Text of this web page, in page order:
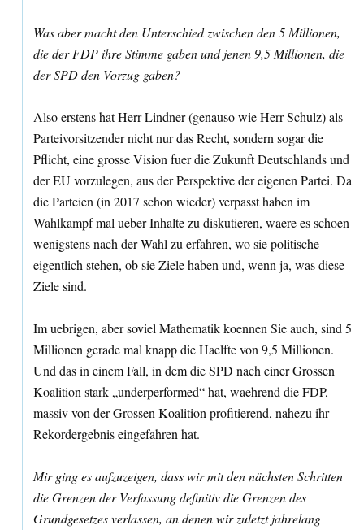
Was aber macht den Unterschied zwischen den 5 Millionen,
die der FDP ihre Stimme gaben und jenen 9,5 Millionen, die
der SPD den Vorzug gaben?
Also erstens hat Herr Lindner (genauso wie Herr Schulz) als
Parteivorsitzender nicht nur das Recht, sondern sogar die
Pflicht, eine grosse Vision fuer die Zukunft Deutschlands und
der EU vorzulegen, aus der Perspektive der eigenen Partei. Da
die Parteien (in 2017 schon wieder) verpasst haben im
Wahlkampf mal ueber Inhalte zu diskutieren, waere es schoen
wenigstens nach der Wahl zu erfahren, wo sie politische
eigentlich stehen, ob sie Ziele haben und, wenn ja, was diese
Ziele sind.
Im uebrigen, aber soviel Mathematik koennen Sie auch, sind 5
Millionen gerade mal knapp die Haelfte von 9,5 Millionen.
Und das in einem Fall, in dem die SPD nach einer Grossen
Koalition stark „underperformed“ hat, waehrend die FDP,
massiv von der Grossen Koalition profitierend, nahezu ihr
Rekordergebnis eingefahren hat.
Mir ging es aufzuzeigen, dass wir mit den nächsten Schritten
die Grenzen der Verfassung definitiv die Grenzen des
Grundgesetzes verlassen, an denen wir zuletzt jahrelang